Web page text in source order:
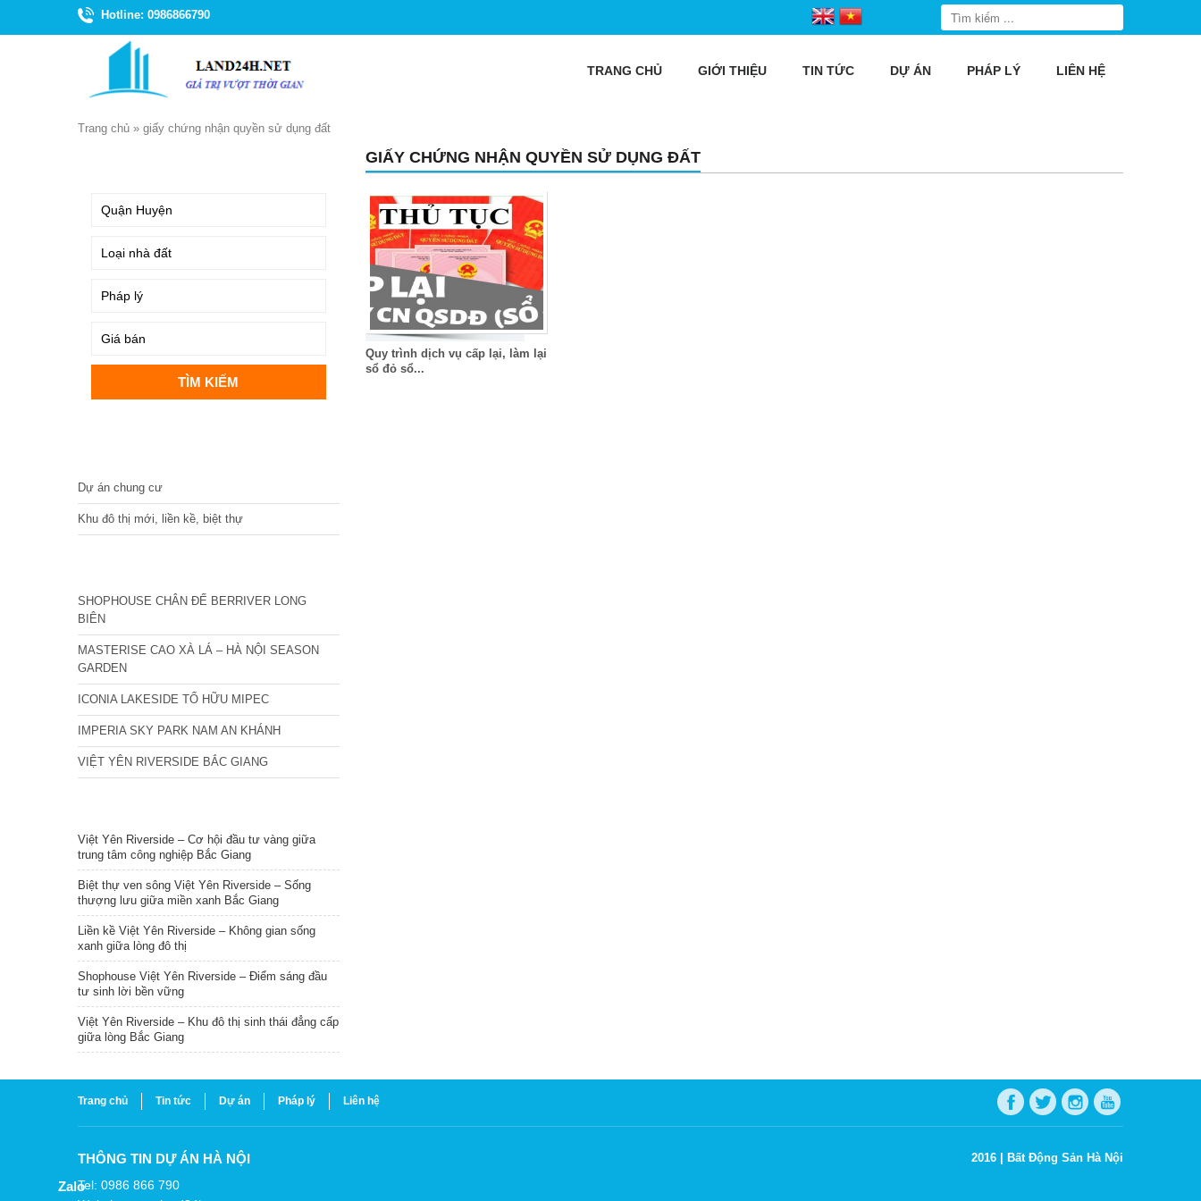
Hotline: 0986866790
TRANG CHỦ GIỚI THIỆU TIN TỨC DỰ ÁN PHÁP LÝ LIÊN HỆ
Trang chủ » giấy chứng nhận quyền sử dụng đất
GIẤY CHỨNG NHẬN QUYỀN SỬ DỤNG ĐẤT
Quy trình dịch vụ cấp lại, làm lại
sổ đỏ sổ...
Dự án chung cư
Khu đô thị mới, liền kề, biệt thự
SHOPHOUSE CHÂN ĐẾ BERRIVER LONG
BIÊN
MASTERISE CAO XÀ LÁ – HÀ NỘI SEASON
GARDEN
ICONIA LAKESIDE TỐ HỮU MIPEC
IMPERIA SKY PARK NAM AN KHÁNH
VIỆT YÊN RIVERSIDE BẮC GIANG
Việt Yên Riverside – Cơ hội đầu tư vàng giữa
trung tâm công nghiệp Bắc Giang
Biệt thự ven sông Việt Yên Riverside – Sống
thượng lưu giữa miền xanh Bắc Giang
Liền kề Việt Yên Riverside – Không gian sống
xanh giữa lòng đô thị
Shophouse Việt Yên Riverside – Điểm sáng đầu
tư sinh lời bền vững
Việt Yên Riverside – Khu đô thị sinh thái đẳng cấp
giữa lòng Bắc Giang
Trang chủ Tin tức Dự án Pháp lý Liên hệ
THÔNG TIN DỰ ÁN HÀ NỘI
Tel: 0986 866 790
2016 | Bất Động Sản Hà Nội
Zalo